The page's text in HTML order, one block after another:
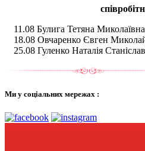
11.08 Булига Тетяна Миколаївна
18.08 Овчаренко Євген
25.08 Гуленко Наталія
Ми у соціальних мережах :